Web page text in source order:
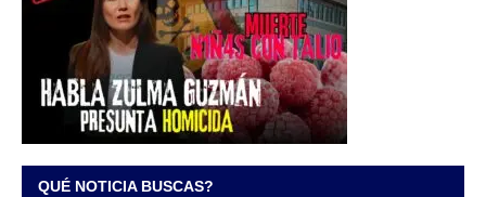
QUÉ NOTICIA BUSCAS?